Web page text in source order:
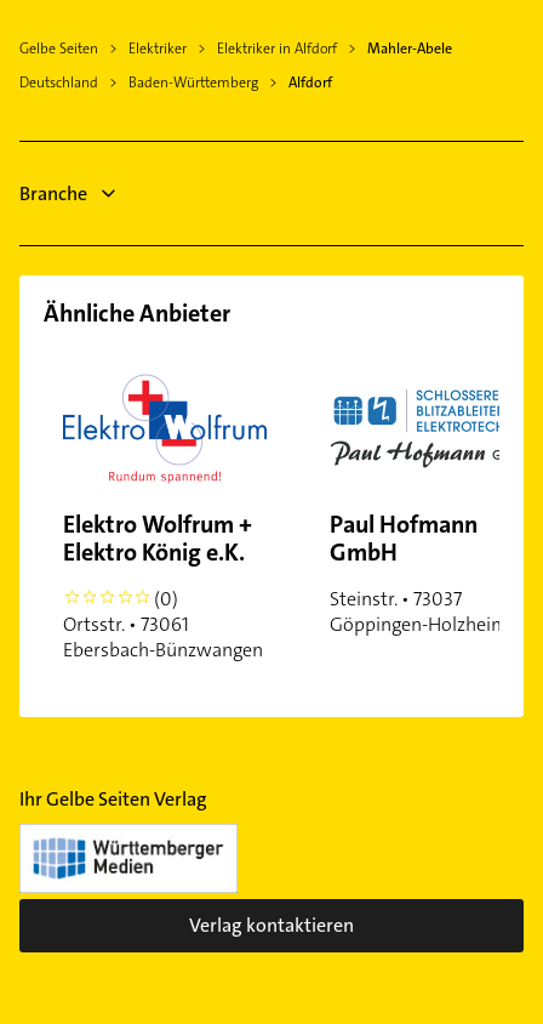
Göppingen
Süßen
Heizungsfirmen
Steuerberater
Krankengymnastik
Gelbe Seiten Elektriker Elektriker in Alfdorf
Mahler-Abele
Deutschland
Baden-Württemberg Alfdorf
Branche
Ähnliche Anbieter
Elektro Wolfrum +
Elektro König e.K.
0
(0)
Ortsstr. • 73061
Ebersbach-Bünzwangen
Paul Hofmann
GmbH
Steinstr. • 73037
Göppingen-Holzheim
Ihr Gelbe Seiten Verlag
Verlag kontaktieren